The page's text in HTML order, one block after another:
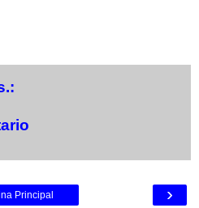
›
Principal